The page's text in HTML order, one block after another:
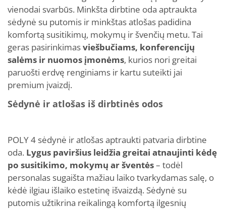
vienodai svarbūs. Minkšta dirbtine oda aptraukta
sėdynė su putomis ir minkštas atlošas padidina
komfortą susitikimų, mokymų ir švenčių metu. Tai
geras pasirinkimasviešbučiams, konferencijų
salėms ir nuomos įmonėms, kurios nori greitai
paruošti erdvę renginiams ir kartu suteikti jai
premium įvaizdį.
Sėdynė ir atlošas iš dirbtinės odos
POLY 4 sėdynė ir atlošas aptraukti patvaria dirbtine
oda. Lygus paviršius leidžia greitai atnaujinti kėdę
po susitikimo, mokymų ar šventės– todėl
personalas sugaišta mažiau laiko tvarkydamas salę, o
kėdė ilgiau išlaiko estetinę išvaizdą. Sėdynė su
putomis užtikrina reikalingą komfortą ilgesnių